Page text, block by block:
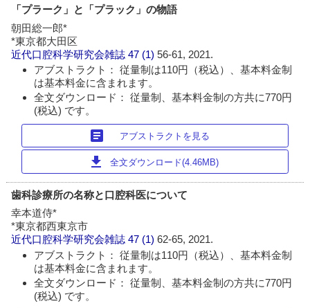
「プラーク」と「プラック」の物語
朝田総一郎*
*東京都大田区
近代口腔科学研究会雑誌 47 (1)56-61, 2021.
アブストラクト： 従量制は110円（税込）、基本料金制
は基本料金に含まれます。
全文ダウンロード： 従量制、基本料金制の方共に770円
(税込) です。
article アブストラクトを見る
download 全文ダウンロード(4.46MB)
歯科診療所の名称と口腔科医について
幸本道侍*
*東京都西東京市
近代口腔科学研究会雑誌 47 (1)62-65, 2021.
アブストラクト： 従量制は110円（税込）、基本料金制
は基本料金に含まれます。
全文ダウンロード： 従量制、基本料金制の方共に770円
(税込) です。